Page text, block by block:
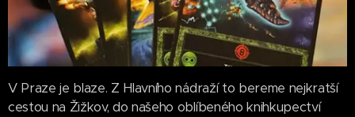
V Praze je blaze. Z Hlavního nádraží to bereme nejkratší
cestou na Žižkov, do našeho oblíbeného knihkupectví